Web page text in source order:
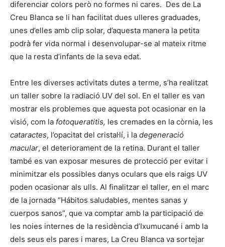
diferenciar colors però no formes ni cares. Des de La
Creu Blanca se li han facilitat dues ulleres graduades,
unes d’elles amb clip solar, d’aquesta manera la petita
podrà fer vida normal i desenvolupar-se al mateix ritme
que la resta d’infants de la seva edat.
Entre les diverses activitats dutes a terme, s’ha realitzat
un taller sobre la radiació UV del sol. En el taller es van
mostrar els problemes que aquesta pot ocasionar en la
visió, com la fotoqueratitis, les cremades en la còrnia, les
cataractes, l’opacitat del cristal·lí, i la degeneració
macular, el deteriorament de la retina. Durant el taller
també es van exposar mesures de protecció per evitar i
minimitzar els possibles danys oculars que els raigs UV
poden ocasionar als ulls. Al finalitzar el taller, en el marc
de la jornada “Hábitos saludables, mentes sanas y
cuerpos sanos”, que va comptar amb la participació de
les noies internes de la residència d’Ixumucané i amb la
dels seus els pares i mares, La Creu Blanca va sortejar